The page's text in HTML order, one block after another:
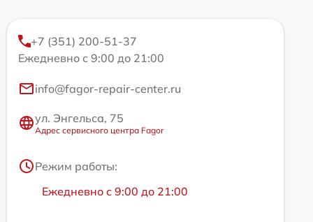
+7 (351) 200-51-37
Ежедневно с 9:00 до 21:00
info@fagor-repair-center.ru
ул. Энгельса, 75
Адрес сервисного центра Fagor
Режим работы:
Ежедневно с 9:00 до 21:00